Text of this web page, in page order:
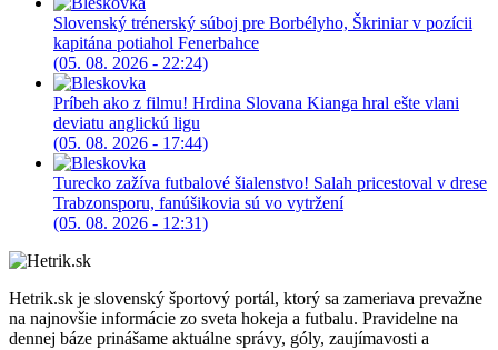
Slovenský trénerský súboj pre Borbélyho, Škriniar v pozícii
kapitána potiahol Fenerbahce
(05. 08. 2026 - 22:24)
Príbeh ako z filmu! Hrdina Slovana Kianga hral ešte vlani
deviatu anglickú ligu
(05. 08. 2026 - 17:44)
Turecko zažíva futbalové šialenstvo! Salah pricestoval v drese
Trabzonsporu, fanúšikovia sú vo vytržení
(05. 08. 2026 - 12:31)
Hetrik.sk je slovenský športový portál, ktorý sa zameriava prevažne
na najnovšie informácie zo sveta hokeja a futbalu. Pravidelne na
dennej báze prinášame aktuálne správy, góly, zaujímavosti a